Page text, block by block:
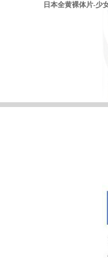
日本全黄裸体片-少